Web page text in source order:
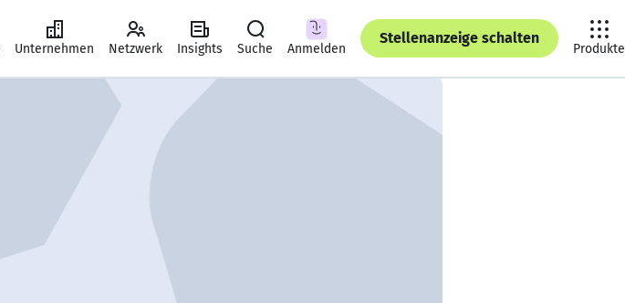
Unternehmen Netzwerk Insights Suche Anmelden
Stellenanzeige schalten
Produkte